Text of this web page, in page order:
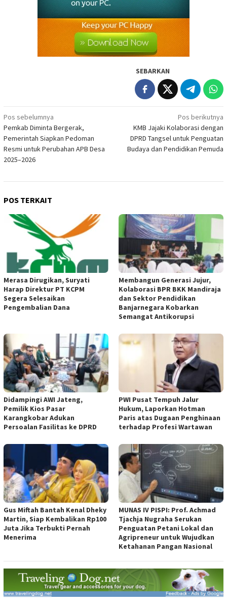
SEBARKAN
Navigasi
pos
Pos sebelumnya
Pemkab Diminta Bergerak,
Pemerintah Siapkan Pedoman
Resmi untuk Perubahan APB Desa
2025–2026
Pos berikutnya
KMB Jajaki Kolaborasi dengan
DPRD Tangsel untuk Penguatan
Budaya dan Pendidikan Pemuda
POS TERKAIT
Merasa Dirugikan, Suryati
Harap Direktur PT KCPM
Segera Selesaikan
Pengembalian Dana
Membangun Generasi Jujur,
Kolaborasi BPR BKK Mandiraja
dan Sektor Pendidikan
Banjarnegara Kobarkan
Semangat Antikorupsi
Didampingi AWI Jateng,
Pemilik Kios Pasar
Karangkobar Adukan
Persoalan Fasilitas ke DPRD
PWI Pusat Tempuh Jalur
Hukum, Laporkan Hotman
Paris atas Dugaan Penghinaan
terhadap Profesi Wartawan
Gus Miftah Bantah Kenal Dheky
Martin, Siap Kembalikan Rp100
Juta Jika Terbukti Pernah
Menerima
MUNAS IV PISPI: Prof. Achmad
Tjachja Nugraha Serukan
Penguatan Petani Lokal dan
Agripreneur untuk Wujudkan
Ketahanan Pangan Nasional